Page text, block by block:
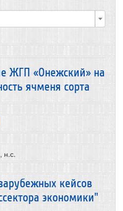
ЖГП «Онежский» на
ячменя сорта
н.с.
кейсов
экономики"